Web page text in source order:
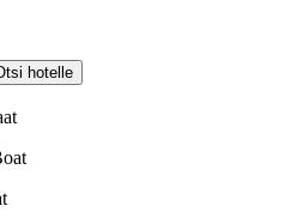
hotelle